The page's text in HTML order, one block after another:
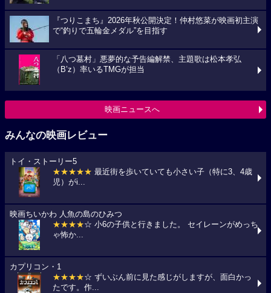
『つりこまち』2026年秋公開決定！仲村悠菜が映画初主演
で“釣りで五輪金メダル”を目指す
「八つ墓村」悪夢的な予告編解禁、主題歌は松本孝弘
（B’z）率いるTMGが担当
映画ニュースへ
みんなの映画レビュー
トイ・ストーリー5
★★★★★ 最近街を歩いていても小さい子（特に3、4歳
児）がi...
映画ちいかわ 人魚の島のひみつ
★★★★☆ 小6の子供と行きました。 セイレーンがめっち
ゃ怖か...
カプリコン・1
★★★★☆ ずいぶん前に見た感じがしますが、面白かっ
たです。作...